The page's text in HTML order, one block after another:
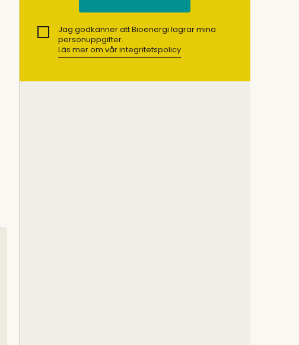
Jag godkänner att Bioenergi lagrar mina
personuppgifter.
Läs mer om vår integritetspolicy